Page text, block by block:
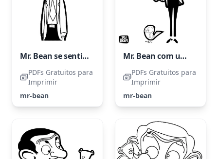
Mr. Bean se sentindo triste
PDFs Gratuitos para
Imprimir
mr-bean
Mr. Bean com um Pássaro e Balões
PDFs Gratuitos para
Imprimir
mr-bean